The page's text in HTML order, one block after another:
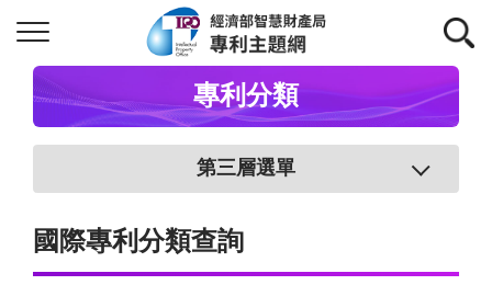
專利分類
第三層選單
國際專利分類查詢